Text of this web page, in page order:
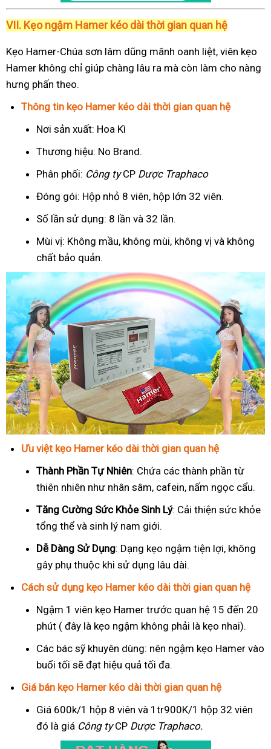
VII. Kẹo ngậm Hamer kéo dài thời gian quan hệ
Kẹo Hamer-Chúa sơn lâm dũng mãnh oanh liệt, viên kẹo
Hamer không chỉ giúp chàng lâu ra mà còn làm cho nàng
hưng phấn theo.
Thông tin kẹo Hamer kéo dài thời gian quan hệ
Nơi sản xuất: Hoa Kì
Thương hiệu: No Brand.
Phân phối: Công tyCP Dược Traphaco
Đóng gói: Hộp nhỏ 8 viên, hộp lớn 32 viên.
Số lần sử dụng: 8 lần và 32 lần.
Mùi vị: Không mầu, không mùi, không vị và không
chất bảo quản.
Ưu việt kẹo Hamer kéo dài thời gian quan hệ
Thành Phần Tự Nhiên: Chứa các thành phần từ
thiên nhiên như nhân sâm, cafein, nấm ngọc cẩu.
Tăng Cường Sức Khỏe Sinh Lý: Cải thiện sức khỏe
tổng thể và sinh lý nam giới.
Dễ Dàng Sử Dụng: Dạng kẹo ngậm tiện lợi, không
gây phụ thuộc khi sử dụng lâu dài.
Cách sử dụng kẹo Hamer kéo dài thời gian quan hệ
Ngậm 1 viên kẹo Hamer trước quan hệ 15 đến 20
phút ( đây là kẹo ngậm không phải là kẹo nhai).
Các bác sỹ khuyên dùng: nên ngậm kẹo Hamer vào
buổi tối sẽ đạt hiệu quả tối đa.
Giá bán kẹo Hamer kéo dài thời gian quan hệ
Giá 600k/1 hộp 8 viên và 1tr900K/1 hộp 32 viên
đó là giá Công tyCP Dược Traphaco.